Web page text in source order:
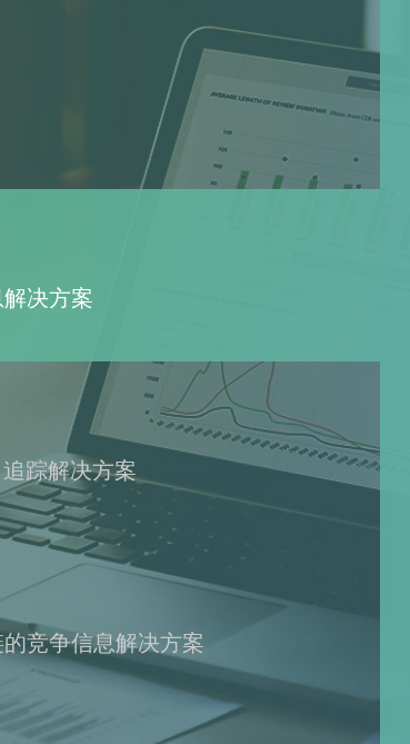
决方案
踪解决方案
竞争信息解决方案